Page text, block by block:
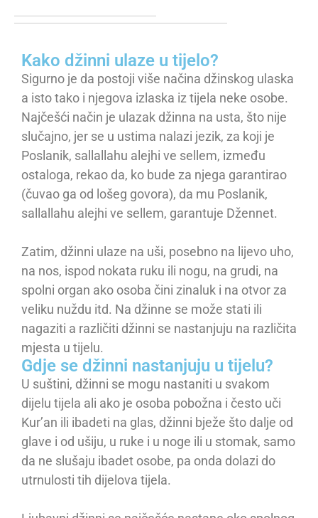
Kako džinni ulaze u tijelo?
Sigurno je da postoji više načina džinskog ulaska
a isto tako i njegova izlaska iz tijela neke osobe.
Najčešći način je ulazak džinna na usta, što nije
slučajno, jer se u ustima nalazi jezik, za koji je
Poslanik, sallallahu alejhi ve sellem, između
ostaloga, rekao da, ko bude za njega garantirao
(čuvao ga od lošeg govora), da mu Poslanik,
sallallahu alejhi ve sellem, garantuje Džennet.
Zatim, džinni ulaze na uši, posebno na lijevo uho,
na nos, ispod nokata ruku ili nogu, na grudi, na
spolni organ ako osoba čini zinaluk i na otvor za
veliku nuždu itd. Na džinne se može stati ili
nagaziti a različiti džinni se nastanjuju na različita
mjesta u tijelu.
Gdje se džinni nastanjuju u tijelu?
U suštini, džinni se mogu nastaniti u svakom
dijelu tijela ali ako je osoba pobožna i često uči
Kur’an ili ibadeti na glas, džinni bježe što dalje od
glave i od ušiju, u ruke i u noge ili u stomak, samo
da ne slušaju ibadet osobe, pa onda dolazi do
utrnulosti tih dijelova tijela.